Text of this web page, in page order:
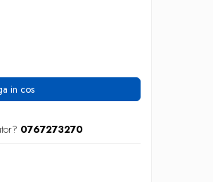
in cos
0767273270